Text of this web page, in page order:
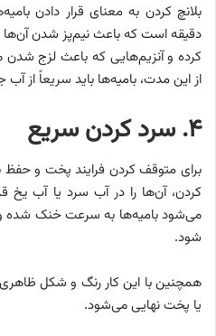
دقیقه است که باعث نیم‌پز شدن آن‌ها
کرده و آنزیم‌هایی که باعث لزج
از این مدت، بامیه‌ها باید سریعاً از
۴. سرد کردن سریع
برای متوقف کردن فرایند پخت و حفظ
کردن، آن‌ها را در آب سرد یا آب یخ
می‌شود بامیه‌ها به سرعت خنک شده
شود.
همچنین با این کار رنگ و شکل
یا پخت نهایی می‌شود.